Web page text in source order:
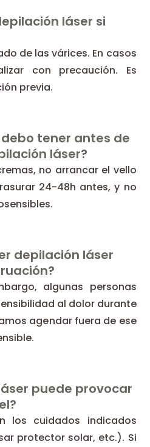
láser si
de las várices. En casos
con precaución. Es
previa.
tener antes de
láser?
no arrancar el vello
24-48h antes, y no
depilación láser
algunas personas
al dolor durante
agendar fuera de ese
puede provocar
los cuidados indicados
protector solar, etc.). Si